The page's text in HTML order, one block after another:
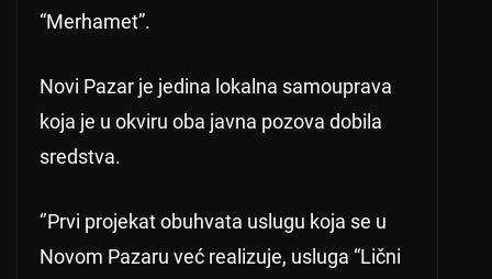
“Merhamet”.
Novi Pazar je jedina lokalna samouprava
koja je u okviru oba javna pozova dobila
sredstva.
‘’Prvi projekat obuhvata uslugu koja se u
Novom Pazaru već realizuje, usluga “Lični